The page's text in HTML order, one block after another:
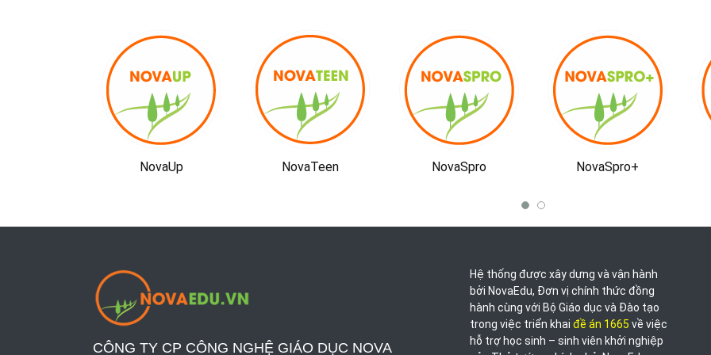
NovaTeen NovaSpro NovaSpro+ Đề án 1665
CÔNG TY CP CÔNG NGHỆ GIÁO DỤC NOVA
Hệ thống được xây dựng và vận hành
bởi NovaEdu, Đơn vị chính thức đồng
hành cùng với Bộ Giáo dục và Đào tạo
trong việc triển khai đề án 1665 về việc
hỗ trợ học sinh – sinh viên khởi nghiệp